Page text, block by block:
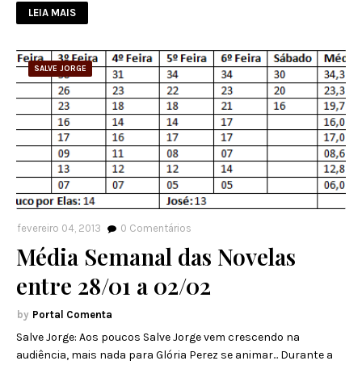
LEIA MAIS
SALVE JORGE
fevereiro 04, 2013 0 Comentários
Média Semanal das Novelas
entre 28/01 a 02/02
Portal Comenta
Salve Jorge: Aos poucos Salve Jorge vem crescendo na
audiência, mais nada para Glória Perez se animar... Durante a